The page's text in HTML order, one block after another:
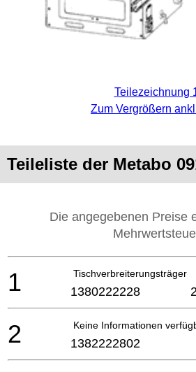
Teilezeichnung
Zum Vergrößern
Teileliste der Metabo
Die angegebenen Preise
Tischverbreiterungsträger
1 1380222228
Keine Informationen
2 1382222802